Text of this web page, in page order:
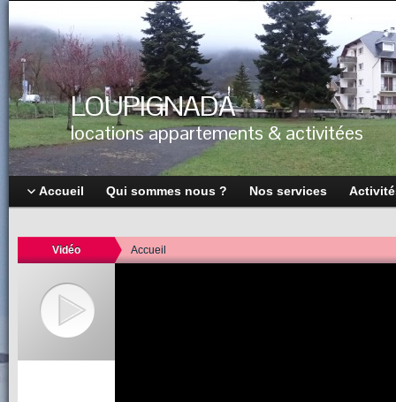
LOUPIGNADA
locations appartements & activitées
Accueil Qui sommes nous ? Nos services
Vidéo Accueil